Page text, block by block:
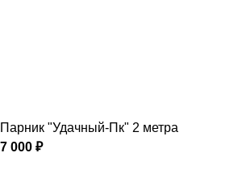
Парник "Удачный-Пк" 2 метра
7 000 ₽